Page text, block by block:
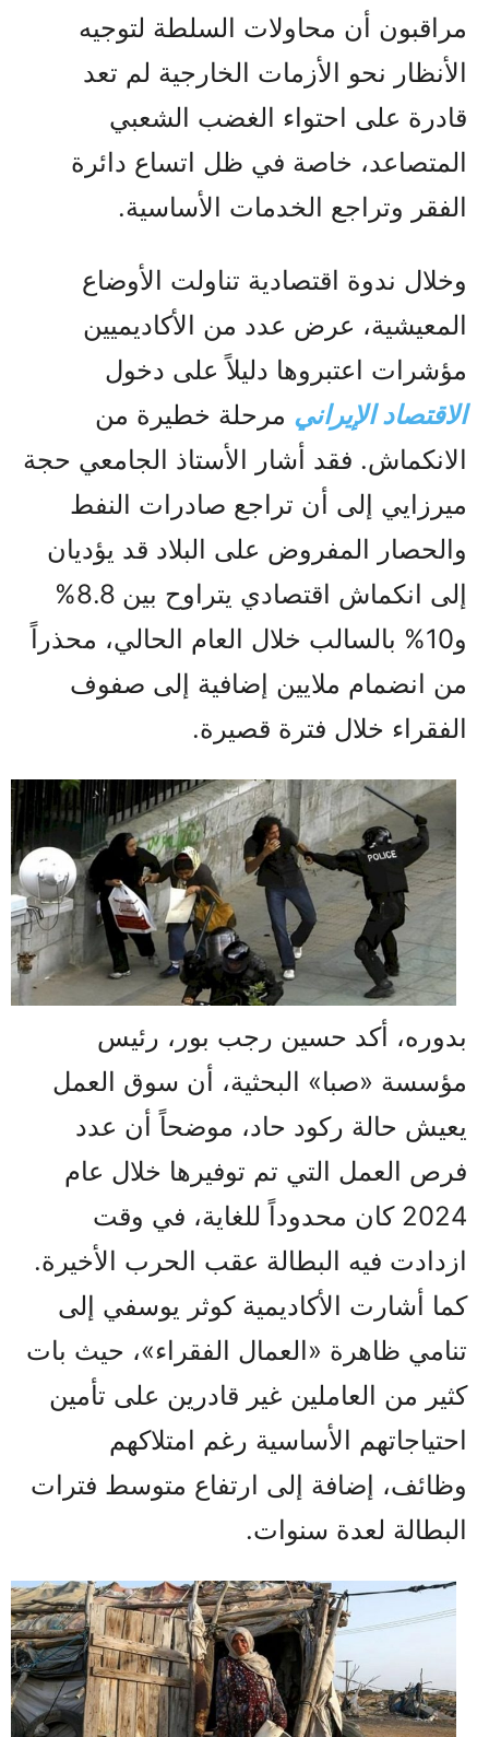
مراقبون أن محاولات السلطة لتوجيه
الأنظار نحو الأزمات الخارجية لم تعد
قادرة على احتواء الغضب الشعبي
المتصاعد، خاصة في ظل اتساع دائرة
الفقر وتراجع الخدمات الأساسية.
وخلال ندوة اقتصادية تناولت الأوضاع
المعيشية، عرض عدد من الأكاديميين
مؤشرات اعتبروها دليلاً على دخول
الاقتصاد الإيراني مرحلة خطيرة من
الانكماش. فقد أشار الأستاذ الجامعي حجة
ميرزايي إلى أن تراجع صادرات النفط
والحصار المفروض على البلاد قد يؤديان
إلى انكماش اقتصادي يتراوح بين 8.8%
و10% بالسالب خلال العام الحالي، محذراً
من انضمام ملايين إضافية إلى صفوف
الفقراء خلال فترة قصيرة.
بدوره، أكد حسين رجب بور، رئيس
مؤسسة «صبا» البحثية، أن سوق العمل
يعيش حالة ركود حاد، موضحاً أن عدد
فرص العمل التي تم توفيرها خلال عام
2024 كان محدوداً للغاية، في وقت
ازدادت فيه البطالة عقب الحرب الأخيرة.
كما أشارت الأكاديمية كوثر يوسفي إلى
تنامي ظاهرة «العمال الفقراء»، حيث بات
كثير من العاملين غير قادرين على تأمين
احتياجاتهم الأساسية رغم امتلاكهم
وظائف، إضافة إلى ارتفاع متوسط فترات
البطالة لعدة سنوات.